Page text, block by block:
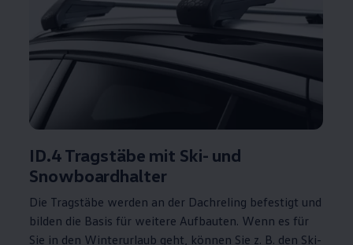
ID.4Tragstäbe mit Ski- und
Snowboardhalter
Die Tragstäbe werden an der Dachreling befestigt und
bilden die Basis für weitere Aufbauten. Wenn es für
Sie in den Winterurlaub geht, können Sie z. B. den Ski-